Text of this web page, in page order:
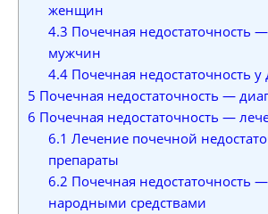
женщин
4.3 Почечная недостаточность
мужчин
4.4Почечная недостаточность
5 Почечная недостаточность —
6 Почечная недостаточность —
6.1 Лечение почечной
препараты
6.2 Почечная недостаточность
народными средствами